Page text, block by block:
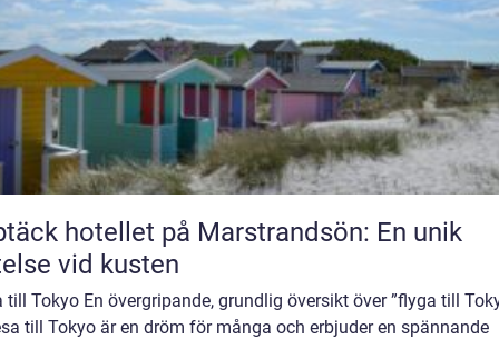
hotellet på Marstrandsön: En unik
vid kusten
till Tokyo En övergripande, grundlig översikt över ”flyga till
till Tokyo är en dröm för många och erbjuder en spännande